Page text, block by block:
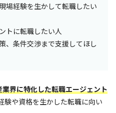
場経験を生かして転職したい
トに転職したい人
、条件交渉まで支援してほし
界に特化した転職エージェント
験や資格を生かした転職に向い